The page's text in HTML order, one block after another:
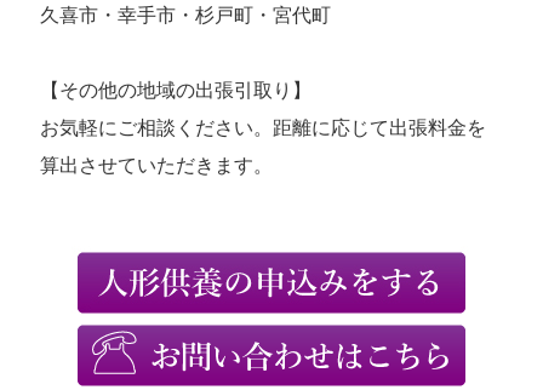
久喜市・幸手市・杉戸町・宮代町
【その他の地域の出張引取り】
お気軽にご相談ください。距離に応じて出張料金を
算出させていただきます。